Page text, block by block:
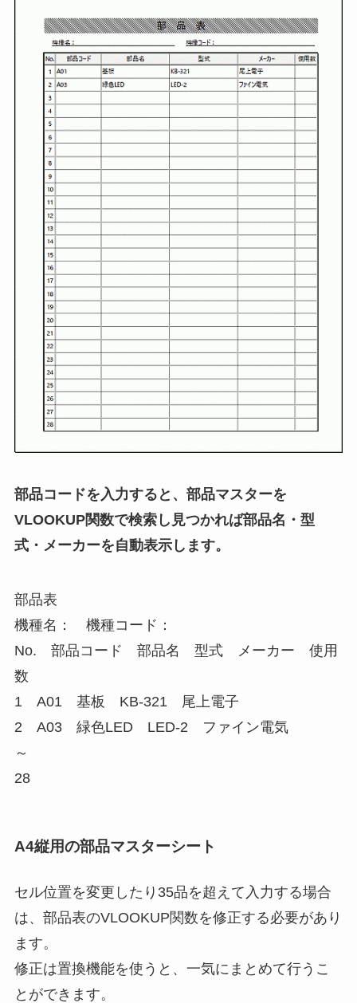
部品コードを入力すると、部品マスターを
VLOOKUP関数で検索し見つかれば部品名・型
式・メーカーを自動表示します。
部品表
機種名： 機種コード：
No. 部品コード 部品名 型式 メーカー 使用
数
1 A01 基板 KB-321 尾上電子
2 A03 緑色LED LED-2 ファイン電気
～
28
A4縦用の部品マスターシート
セル位置を変更したり35品を超えて入力する場合
は、部品表のVLOOKUP関数を修正する必要があり
ます。
修正は置換機能を使うと、一気にまとめて行うこ
とができます。